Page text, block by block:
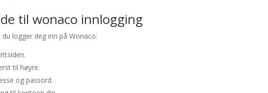
til wonaco innlogging
logger deg inn på Wonaco:
til høyre.
og passord.